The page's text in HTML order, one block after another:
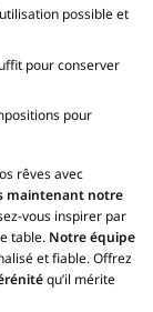
possible et
pour conserver
pour
rêves avec
maintenant notre
vous inspirer par
table. Notre équipe
et fiable. Offrez
qu’il mérite